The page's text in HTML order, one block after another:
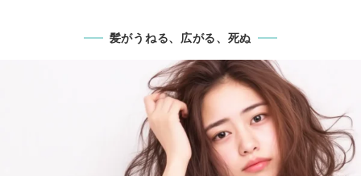
髪がうねる、広がる、死ぬ